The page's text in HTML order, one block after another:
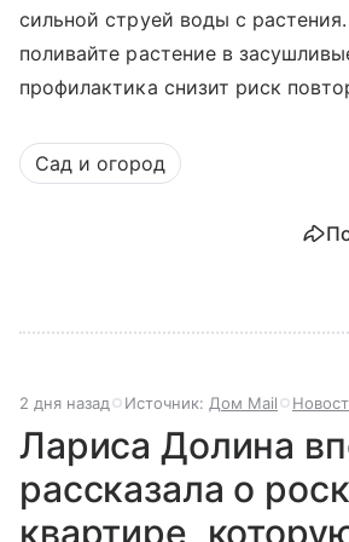
сильной струей воды с
поливайте растение в
профилактика снизит риск
Сад и огород
2 дня назад Источник: Дом Mail
Лариса Долина
рассказала о
квартире,